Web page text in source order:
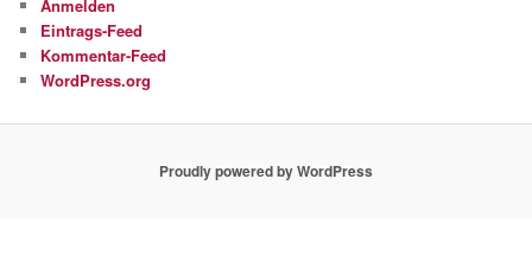
Anmelden
Eintrags-Feed
Kommentar-Feed
WordPress.org
Proudly powered by WordPress